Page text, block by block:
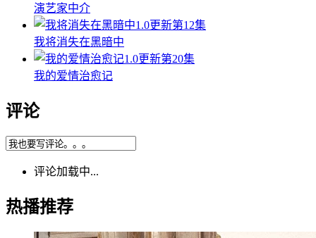
演艺家中介
1.0更新第12集
我将消失在黑暗中
1.0更新第20集
我的爱情治愈记
评论
评论加载中...
热播推荐